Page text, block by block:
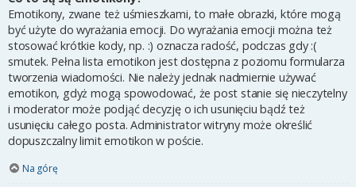
Emotikony, zwane też uśmieszkami, to małe obrazki, które mogą
być użyte do wyrażania emocji. Do wyrażania emocji można też
stosować krótkie kody, np. :) oznacza radość, podczas gdy :(
smutek. Pełna lista emotikon jest dostępna z poziomu formularza
tworzenia wiadomości. Nie należy jednak nadmiernie używać
emotikon, gdyż mogą spowodować, że post stanie się nieczytelny
i moderator może podjąć decyzję o ich usunięciu bądź też
usunięciu całego posta. Administrator witryny może określić
dopuszczalny limit emotikon w poście.
Na górę